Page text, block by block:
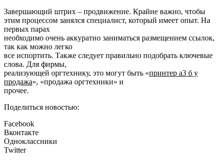
Завершающий штрих – продвижение. Крайне важно, чтобы
этим процессом занялся специалист, который имеет опыт. На
первых парах
необходимо очень аккуратно заниматься размещением ссылок,
так как можно легко
все испортить. Также следует правильно подобрать ключевые
слова. Для фирмы,
реализующей оргтехнику, это могут быть «принтер а3 б у
продажа», «продажа оргтехники» и
прочее.
Поделиться новостью:
Facebook
Вконтакте
Одноклассники
Twitter